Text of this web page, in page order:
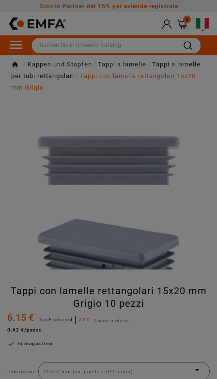
Sconto Partner del 15% per aziende registrate
0

Kappen und Stopfen Tappi a lamelle
Tappi a lamelle
per tubi rettangolari
Tappi con lamelle rettangolari 15x20
mm Grigio
Tappi con lamelle rettangolari 15x20 mm
Grigio 10 pezzi
6.15 €
Tax Excluded 7.5 €
Tasse incluse
0.62 €/pezzo
 In magazzino
Dimensioni: